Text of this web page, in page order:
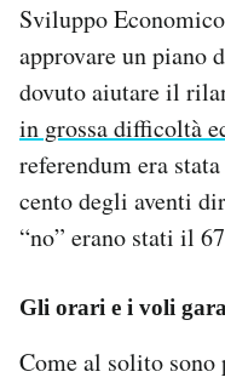
Sviluppo
approvare un piano
dovuto aiutare il
in grossa difficoltà
referendum era
cento degli aventi
“no” erano stati il
Gli orari e i voli
Come al solito